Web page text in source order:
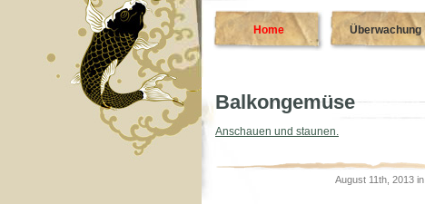
Home Überwachung
Balkongemüse
Anschauen und staunen.
August 11th, 2013 in